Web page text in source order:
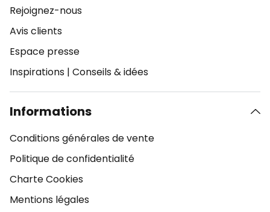
Rejoignez-nous
Avis clients
Espace presse
Inspirations | Conseils & idées
Informations
Conditions générales de vente
Politique de confidentialité
Charte Cookies
Mentions légales